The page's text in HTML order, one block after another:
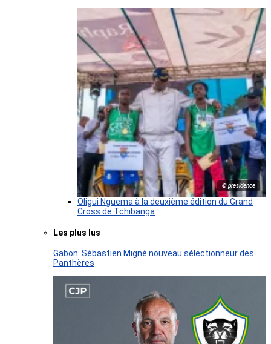
© presidence
Oligui Nguema à la deuxième édition du Grand
Cross de Tchibanga
Les plus lus
Gabon: Sébastien Migné nouveau sélectionneur des
Panthères